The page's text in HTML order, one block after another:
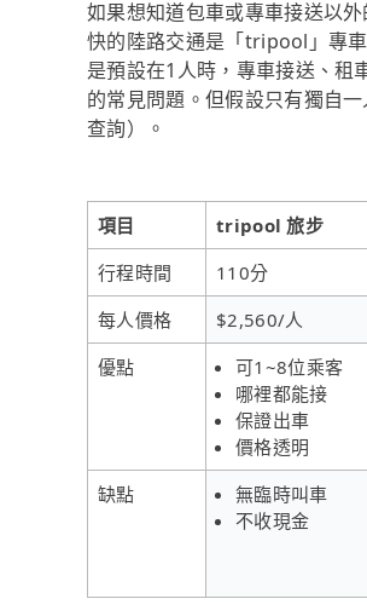
如果想知道包車或專車接送以
快的陸路交通是「tripool」專
是預設在1人時，專車接送、租
的常見問題。但假設只有獨自
查詢）。
項目 tripool 旅步
行程時間
110分
每人價格
$2,560/人
優點
可1~8位乘客
哪裡都能接
保證出車
價格透明
缺點
無臨時叫車
不收現金